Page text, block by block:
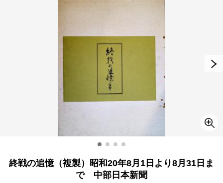
終戦の追憶（複製）昭和20年8月1日より8月31日ま
で 中部日本新聞